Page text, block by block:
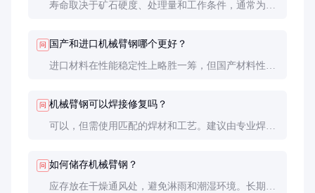
寿命取决于矿石硬度、处理量和工作条件，通常为6
问 国产和进口机械臂钢哪个更好？
进口材料在性能稳定性上略胜一筹，但国产材料性价
问 机械臂钢可以焊接修复吗？
可以，但需使用匹配的焊材和工艺。建议由专业焊工
问 如何储存机械臂钢？
应存放在干燥通风处，避免淋雨和潮湿环境。长期储